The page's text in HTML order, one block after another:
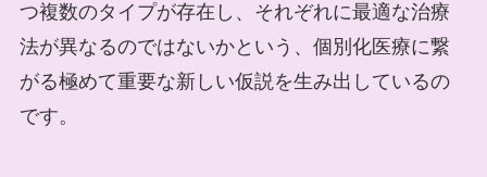
つ複数のタイプが存在し、それぞれに最適な治療
法が異なるのではないかという、個別化医療に繋
がる極めて重要な新しい仮説を生み出しているの
です。